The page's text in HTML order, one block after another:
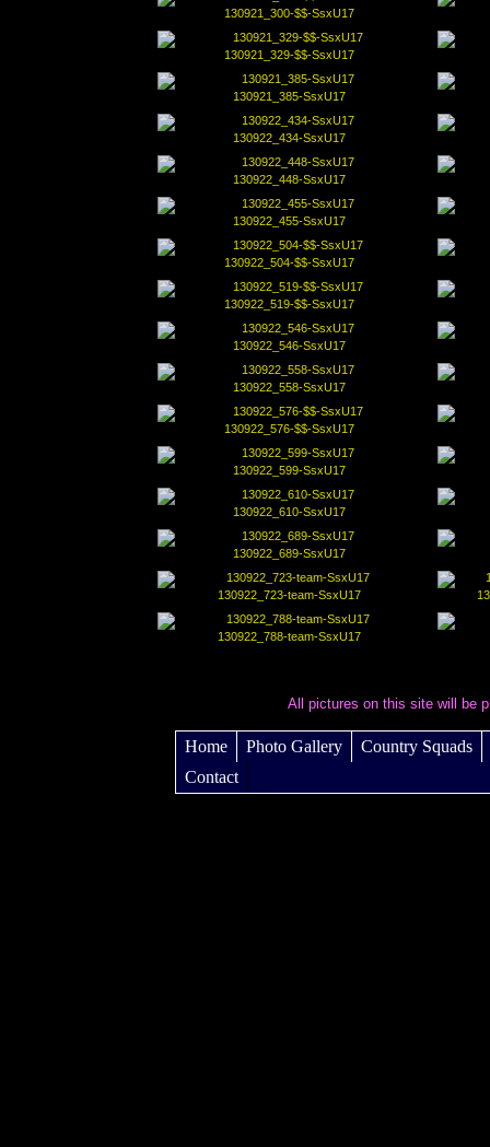
130921_300-$$-SsxU17
130921_329-$$-SsxU17
130921_385-SsxU17
130922_434-SsxU17
130922_448-SsxU17
130922_455-SsxU17
130922_504-$$-SsxU17
130922_519-$$-SsxU17
130922_546-SsxU17
130922_558-SsxU17
130922_576-$$-SsxU17
130922_599-SsxU17
130922_610-SsxU17
130922_689-SsxU17
130922_723-team-SsxU17
130922_788-team-SsxU17
All pictures on this site will be
Home Photo Gallery
Country Squads
Contact